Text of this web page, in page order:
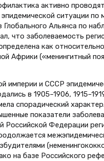
активно
ситуации по
Альянса по
что заболеваемость
как
Африки («менингитный
империи и СССР
в 1905–1906,
спорадический
показатели
Российской Федерации
на базе Российского